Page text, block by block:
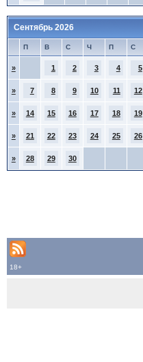
Сентябрь 2026
П В С Ч П С
» 1 2 3 4 5
» 7 8 9 10 11 12
» 14 15 16 17 18 19
» 21 22 23 24 25 26
» 28 29 30
18+